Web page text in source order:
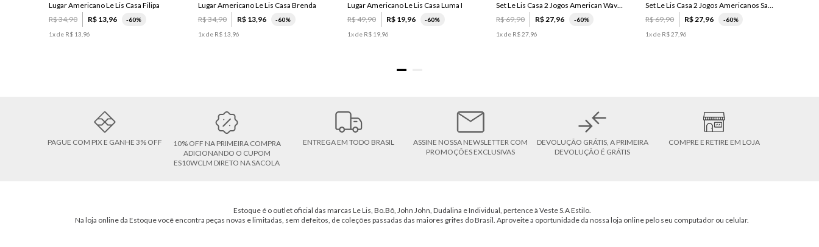
Lugar Americano Le Lis Casa Filipa
R$34,90 R$ 13,96 -60%
1x de R$ 13 96
Lugar Americano Le Lis Casa Brenda
R$34,90 R$ 13,96 -60%
1x de R$ 13 96
Lugar Americano Le Lis Casa Luma I
R$49,90 R$ 19,96 -60%
1x de R$ 19, 96
Set Le Lis Casa 2 Jogos American Wave Green
R$69,90 R$27,96 -60%
1x de R$27 96
Set Le Lis Casa 2 Jogos Americanos Saruê II
R$69,90 R$27,96 -60%
1x de R$27 96
PAGUE COM PIX E GANHE 3% OFF
10% OFF NA PRIMEIRA COMPRA
ADICIONANDO O CUPOM
ES10WCLM DIRETO NA SACOLA
ENTREGA EM TODO BRASIL
ASSINE NOSSA NEWSLETTER COM
PROMOÇÕES EXCLUSIVAS
DEVOLUÇÃO GRÁTIS, A PRIMEIRA
DEVOLUÇÃO É GRÁTIS
COMPRE E RETIRE EM LOJA
Estoque é o outlet oficial das marcas Le Lis, Bo.Bô, John John, Dudalina e Individual, pertence à Veste S.A Estilo.
Na loja online da Estoque você encontra peças novas e limitadas, sem defeitos, de coleções passadas das maiores grifes do Brasil. Aproveite a oportunidade da nossa loja online pelo seu computador ou celular.